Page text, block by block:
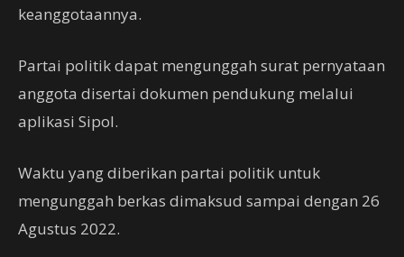
keanggotaannya.
Partai politik dapat mengunggah surat pernyataan
anggota disertai dokumen pendukung melalui
aplikasi Sipol.
Waktu yang diberikan partai politik untuk
mengunggah berkas dimaksud sampai dengan 26
Agustus 2022.